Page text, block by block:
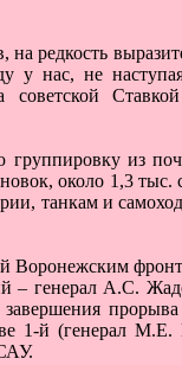
редкость
у нас, не
советской
из
около 1,3 тыс.
танкам и
Воронежским
– генерал А.С.
1-й (генерал М.Е.